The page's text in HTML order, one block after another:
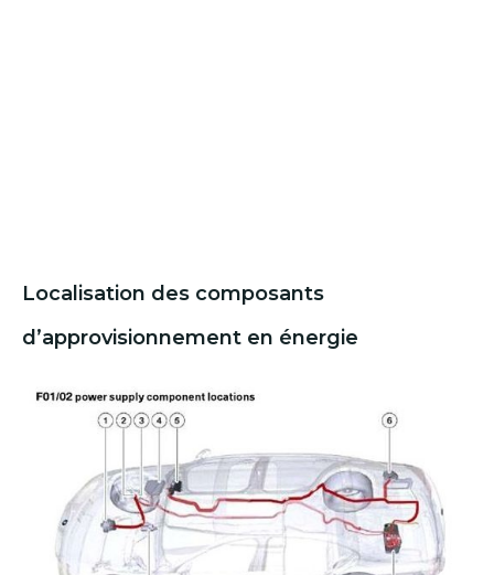
Localisation des composants
d’approvisionnement en énergie